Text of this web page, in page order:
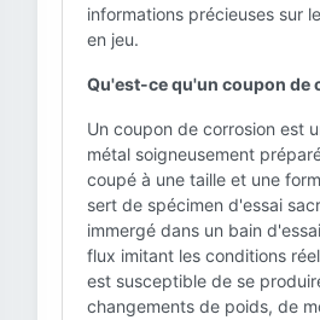
informations précieuses sur
en jeu.
Qu'est-ce qu'un coupon de
Un coupon de corrosion est
métal soigneusement
coupé à une taille et une
sert de spécimen d'essai
immergé dans un bain
flux imitant les conditions
est susceptible de se
changements de poids, de